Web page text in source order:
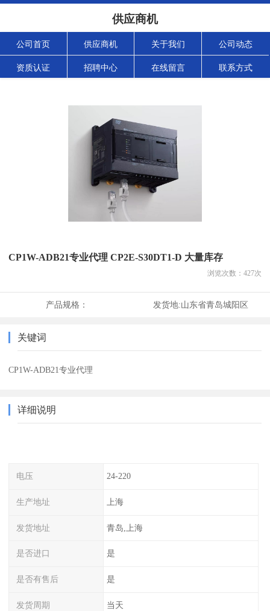
供应商机
公司首页 供应商机 关于我们 公司动态
资质认证 招聘中心 在线留言 联系方式
CP1W-ADB21专业代理 CP2E-S30DT1-D 大量库存
浏览次数： 427次
产品规格： 发货地:山东省青岛城阳区
关键词
CP1W-ADB21专业代理
详细说明
电压 24-220
生产地址 上海
发货地址 青岛,上海
是否进口 是
是否有售后 是
发货周期 当天